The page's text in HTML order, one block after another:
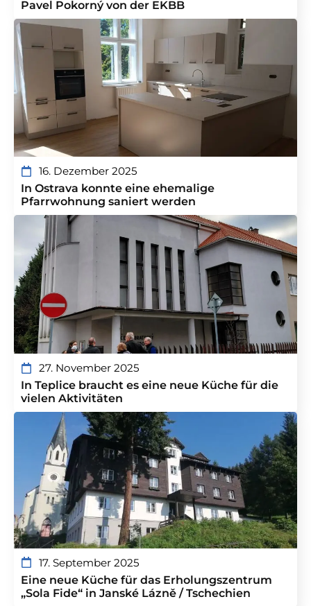
Pavel Pokorný von der EKBB
16. Dezember 2025
In Ostrava konnte eine ehemalige
Pfarrwohnung saniert werden
27. November 2025
In Teplice braucht es eine neue Küche für die
vielen Aktivitäten
17. September 2025
Eine neue Küche für das Erholungszentrum
„Sola Fide“ in Janské Lázně / Tschechien